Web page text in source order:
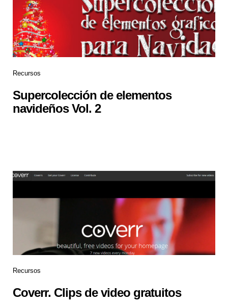
Recursos
Supercolección de elementos
navideños Vol. 2
Recursos
Coverr. Clips de video gratuitos